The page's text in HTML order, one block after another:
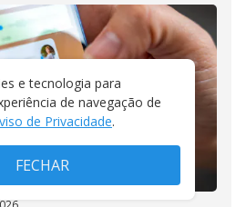
e tecnologia para
de navegação de
de Privacidade.
FECHAR